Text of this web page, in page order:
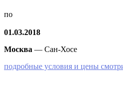
по
01.03.2018
Москва — Сан-Хосе
подробные условия и цены